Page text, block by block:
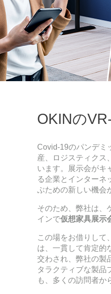
OKINの
Covid-19のパンデミ
産、ロジスティクス
います。展示会がキ
る企業とインターネ
ぶための新しい機会
そのため、弊社は、
インで仮想家具展示
この場をお借りして
は、一貫して肯定的
交わされ、弊社の製
タラクティブな製品
も、多くの訪問者か